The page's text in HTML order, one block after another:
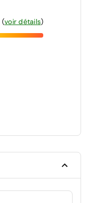
(voir détails)